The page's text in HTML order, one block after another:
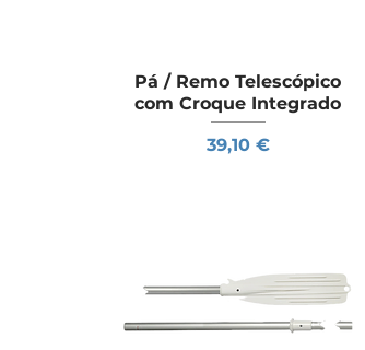
Visualização rápida
Pá / Remo Telescópico
com Croque Integrado
Preço
39,10 €